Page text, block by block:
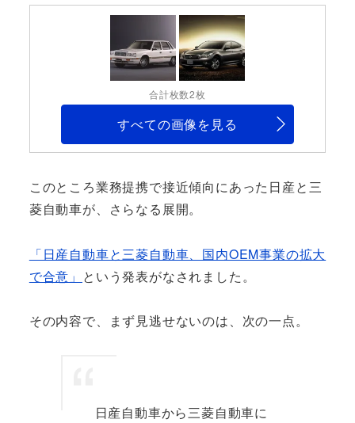
合計枚数2枚
すべての画像を見る
このところ業務提携で接近傾向にあった日産と三
菱自動車が、さらなる展開。
「日産自動車と三菱自動車、国内OEM事業の拡大
で合意」 という発表がなされました。
その内容で、まず見逃せないのは、次の一点。
日産自動車から三菱自動車に